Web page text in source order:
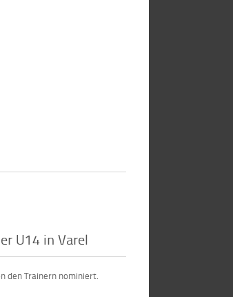
U14 in Varel
den Trainern nominiert.